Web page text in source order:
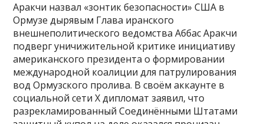
Аракчи назвал «зонтик безопасности» США в
Ормузе дырявым Глава иранского
внешнеполитического ведомства Аббас Аракчи
подверг уничижительной критике инициативу
американского президента о формировании
международной коалиции для патрулирования
вод Ормузского пролива. В своём аккаунте в
социальной сети X дипломат заявил, что
разрекламированный Соединёнными Штатами